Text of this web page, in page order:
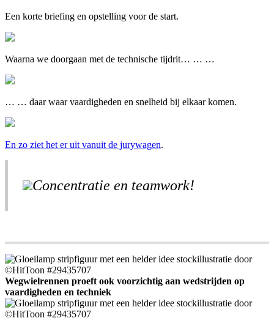
Een korte briefing en opstelling voor de start.
Waarna we doorgaan met de technische tijdrit… … …
… … daar waar vaardigheden en snelheid bij elkaar komen.
En zo ziet het er uit vanuit de jurywagen.
Concentratie en teamwork!
Wegwielrennen proeft ook voorzichtig aan wedstrijden op
vaardigheden en techniek